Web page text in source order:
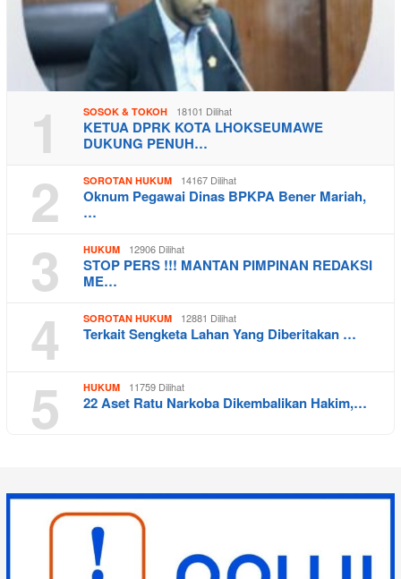
1 SOSOK & TOKOH 18101 Dilihat
KETUA DPRK KOTA LHOKSEUMAWE
DUKUNG PENUH…
2 SOROTAN HUKUM 14167 Dilihat
Oknum Pegawai Dinas BPKPA Bener Mariah,
…
3 HUKUM 12906 Dilihat
STOP PERS !!! MANTAN PIMPINAN REDAKSI
ME…
4 SOROTAN HUKUM 12881 Dilihat
Terkait Sengketa Lahan Yang Diberitakan …
5 HUKUM 11759 Dilihat
22 Aset Ratu Narkoba Dikembalikan Hakim,…